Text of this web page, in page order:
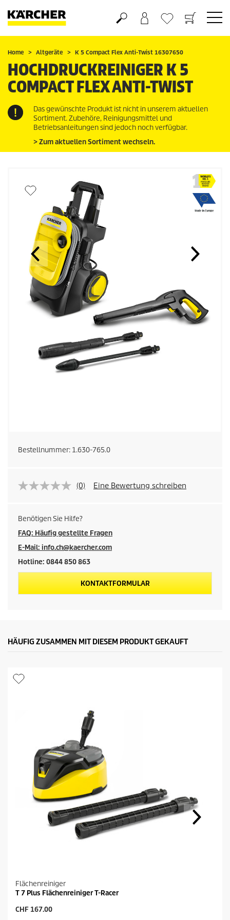
Warenkorb
Wunschliste
Home Altgeräte K 5 Compact Flex Anti-Twist 16307650
HOCHDRUCKREINIGER K 5
COMPACT FLEX ANTI-TWIST
Das gewünschte Produkt ist nicht in unserem aktuellen
Sortiment. Zubehöre, Reinigungsmittel und
Betriebsanleitungen sind jedoch noch verfügbar.
> Zum aktuellen Sortiment wechseln.
Bestellnummer: 1.630-765.0
(0) Eine Bewertung schreiben
Benötigen Sie Hilfe?
FAQ: Häufig gestellte Fragen
E-Mail: info.ch@kaercher.com
Hotline: 0844 850 863
KONTAKTFORMULAR
HÄUFIG ZUSAMMEN MIT DIESEM PRODUKT GEKAUFT
Flächenreiniger
T 7 Plus Flächenreiniger T-Racer
A
CHF 167.00